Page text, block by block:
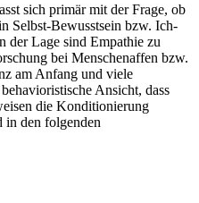
sich primär mit der Frage, ob
Selbst-Bewusstsein bzw. Ich-
der Lage sind Empathie zu
bei Menschenaffen bzw.
am Anfang und viele
Ansicht, dass
die Konditionierung
in den folgenden